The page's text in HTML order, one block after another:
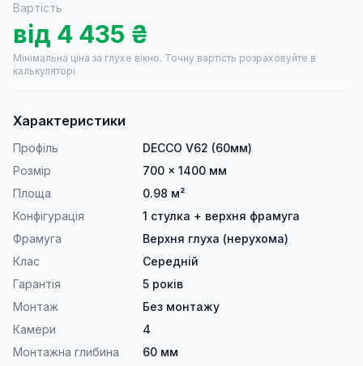
Вартість
від 4 435 ₴
Мінімальна ціна за глухе вікно. Точну вартість розраховуйте в
калькуляторі
Характеристики
Профіль
DECCO V62 (60мм)
Розмір
700 × 1400 мм
Площа
0.98 м²
Конфігурація
1 стулка + верхня фрамуга
Фрамуга
Верхня глуха (нерухома)
Клас
Середній
Гарантія
5 років
Монтаж
Без монтажу
Камери
4
Монтажна глибина
60 мм